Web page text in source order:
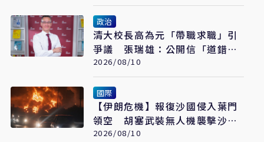
政治
清大校長高為元「帶職求職」引
爭議 張瑞雄：公開信「道錯
歉」
2026/08/10
國際
【伊朗危機】報復沙國侵入葉門
領空 胡塞武裝無人機襲擊沙國
石油設施
2026/08/10